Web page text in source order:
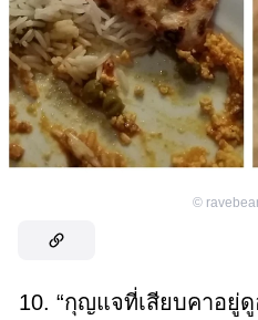
©
10. “กุญแจที่เสียบคาอยู่